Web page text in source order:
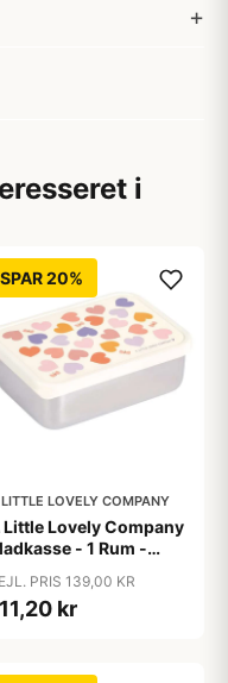
i
SPAR 20%
LOVELY COMPANY
Little Lovely Company
- 1 Rum -
PRIS 139,00 KR
kr